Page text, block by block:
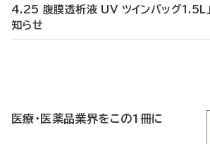
4.25 腹膜透析液 UV ツインバッグ1.5L
知らせ
医療・医薬品業界をこの1冊に